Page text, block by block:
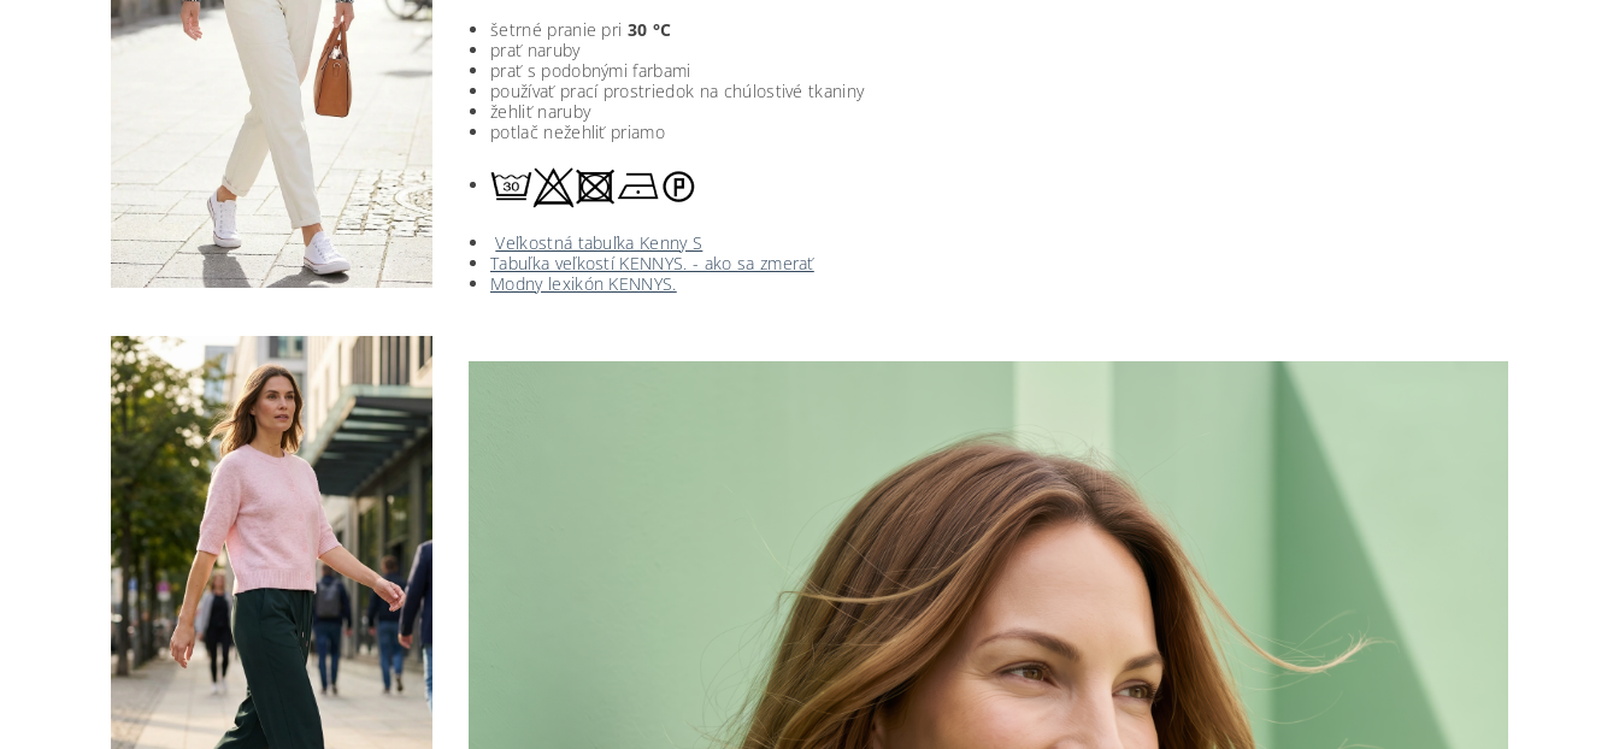
šetrné pranie pri 30 °C
prať naruby
prať s podobnými farbami
používať prací prostriedok na chúlostivé tkaniny
žehliť naruby
potlač nežehliť priamo
Veľkostná tabuľka Kenny S
Tabuľka veľkostí KENNYS. - ako sa zmerať
Modny lexikón KENNYS.